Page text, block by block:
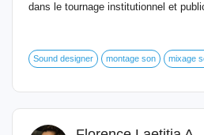
dans le tournage institutionnel et
Sound designer montage son mixage